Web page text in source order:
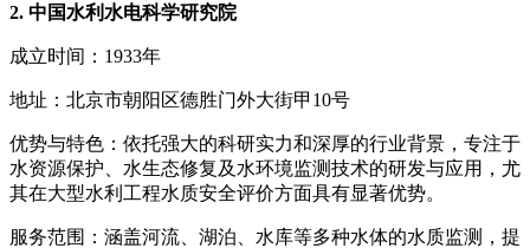
2. 中国水利水电科学研究院
成立时间：1933年
地址：北京市朝阳区德胜门外大街甲10号
优势与特色：依托强大的科研实力和深厚的行业背景，专注于
水资源保护、水生态修复及水环境监测技术的研发与应用，尤
其在大型水利工程水质安全评价方面具有显著优势。
服务范围：涵盖河流、湖泊、水库等多种水体的水质监测，提